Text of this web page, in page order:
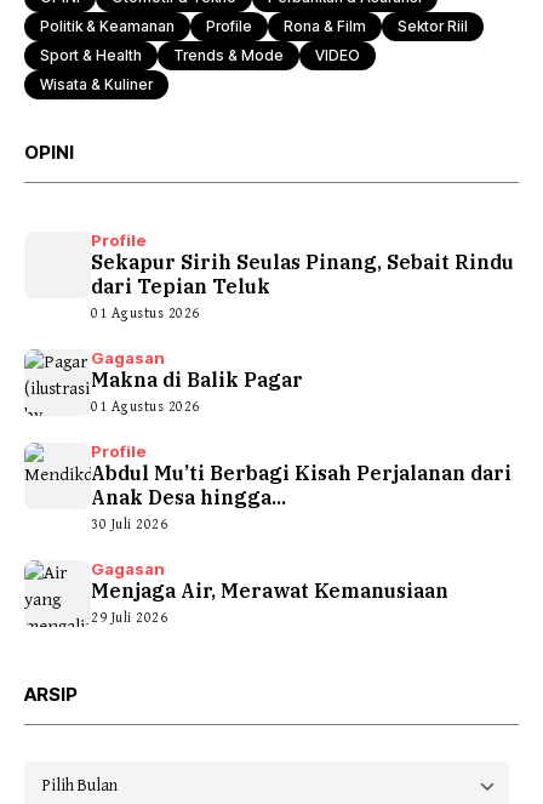
Politik & Keamanan
Profile Rona & Film
Sektor Riil
Sport & Health
Trends & Mode
VIDEO
Wisata & Kuliner
OPINI
Profile
Sekapur Sirih Seulas Pinang, Sebait Rindu
dari Tepian Teluk
01 Agustus 2026
Gagasan
Makna di Balik Pagar
01 Agustus 2026
Profile
Abdul Mu’ti Berbagi Kisah Perjalanan dari
Anak Desa hingga...
30 Juli 2026
Gagasan
Menjaga Air, Merawat Kemanusiaan
29 Juli 2026
ARSIP
Arsip